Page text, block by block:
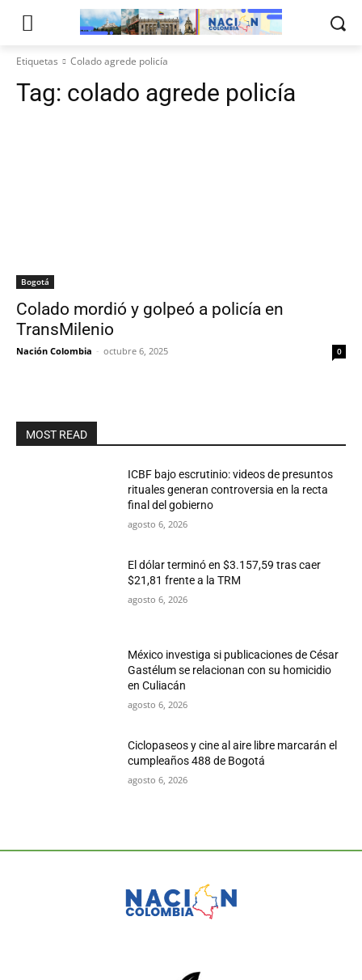
Etiquetas Colado agrede policía
Tag: colado agrede policía
Bogotá
Colado mordió y golpeó a policía en
TransMilenio
Nación Colombia - octubre 6, 2025 0
MOST READ
ICBF bajo escrutinio: videos de presuntos
rituales generan controversia en la recta
final del gobierno
agosto 6, 2026
El dólar terminó en $3.157,59 tras caer
$21,81 frente a la TRM
agosto 6, 2026
México investiga si publicaciones de César
Gastélum se relacionan con su homicidio
en Culiacán
agosto 6, 2026
Ciclopaseos y cine al aire libre marcarán el
cumpleaños 488 de Bogotá
agosto 6, 2026